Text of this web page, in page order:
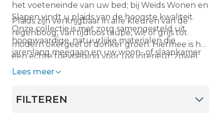
het voeteneinde van uw bed; bij Weids Wonen en
Slapen vindt u plaids van de hoogste kwaliteit.
Onze collectie is met zorg samengesteld uit
hoogwaardige, natuurlijke materialen die
jarenlang meegaan en uw woon- of slaapkamer
Plaids zijn verkrijgbaar in alle kleuren van de
regenboog, van tijdloos taupe, wit of grijs tot
modern okergeel of donker groen. Hiermee is het
een echte toevoeging voor uw interieur, zowel
alsplaid voor op de bank
Lees meer
FILTEREN